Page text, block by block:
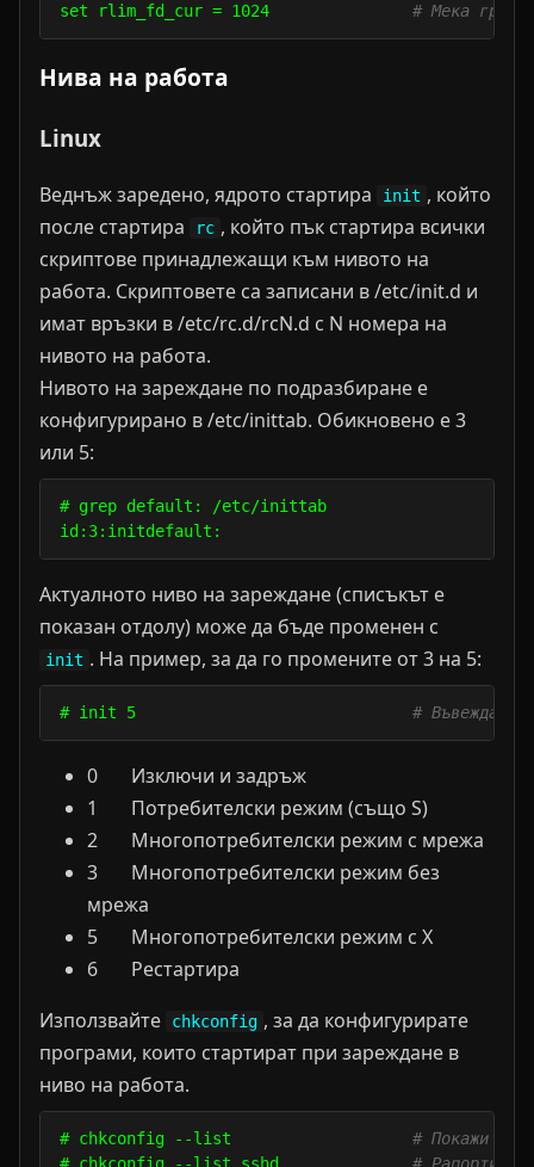
set rlim_fd_cur = 1024 # Мека
Нива на работа
Linux
Веднъж заредено, ядрото стартира init , който
после стартира
rc , който пък стартира всички
скриптове принадлежащи към нивото на
работа. Скриптовете са записани в /etc/init.d и
имат връзки в /etc/rc.d/rcN.d с N номера на
нивото на работа.
Нивото на зареждане по подразбиране е
конфигурирано в /etc/inittab. Обикновено е 3
или 5:
# grep default: /
Актуалното ниво на зареждане (списъкът е
показан отдолу) може да бъде променен с
init . На пример, за да го промените от 3 на 5:
# init 5 # Въвежда
0 Изключи и задръж
1 Потребителски режим (също S)
2 Многопотребителски режим с мрежа
3 Многопотребителски режим без
мрежа
5 Многопотребителски режим с Х
6 Рестартира
Използвайте
chkconfig , за да конфигурирате
програми, които стартират при зареждане в
ниво на работа.
# chkconfig --list # Покажи